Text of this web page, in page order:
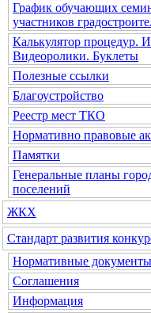
График обучающих
участников
Калькулятор процедур.
Видеоролики. Буклеты
Полезные ссылки
Благоустройство
Реестр мест ТКО
Нормативно правовые
Памятки
Генеральные планы
поселений
ЖКХ
Стандарт развития
Нормативные документы
Соглашения
Информация